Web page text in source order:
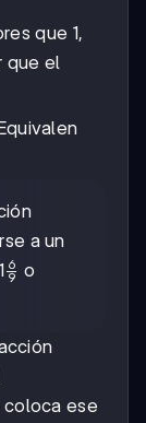
que 1,
que el
a un
19
6 o
coloca ese